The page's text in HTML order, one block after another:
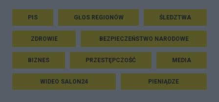
PIS GŁOS REGIONÓW ŚLEDZTWA
ZDROWIE BEZPIECZEŃSTWO NARODOWE
BIZNES PRZESTĘPCZOŚĆ MEDIA
WIDEO SALON24 PIENIĄDZE